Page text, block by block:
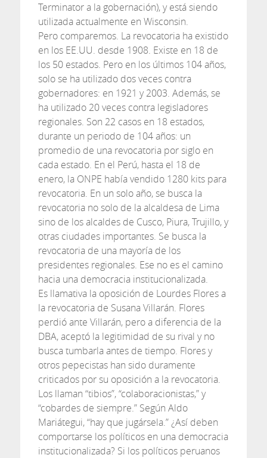
Terminator a la gobernación), y está siendo
utilizada actualmente en Wisconsin.
Pero comparemos. La revocatoria ha existido
en los EE.UU. desde 1908. Existe en 18 de
los 50 estados. Pero en los últimos 104 años,
solo se ha utilizado dos veces contra
gobernadores: en 1921 y 2003. Además, se
ha utilizado 20 veces contra legisladores
regionales. Son 22 casos en 18 estados,
durante un periodo de 104 años: un
promedio de una revocatoria por siglo en
cada estado. En el Perú, hasta el 18 de
enero, la ONPE había vendido 1280 kits para
revocatoria. En un solo año, se busca la
revocatoria no solo de la alcaldesa de Lima
sino de los alcaldes de Cusco, Piura, Trujillo, y
otras ciudades importantes. Se busca la
revocatoria de una mayoría de los
presidentes regionales. Ese no es el camino
hacia una democracia institucionalizada.
Es llamativa la oposición de Lourdes Flores a
la revocatoria de Susana Villarán. Flores
perdió ante Villarán, pero a diferencia de la
DBA, aceptó la legitimidad de su rival y no
busca tumbarla antes de tiempo. Flores y
otros pepecistas han sido duramente
criticados por su oposición a la revocatoria.
Los llaman “tibios”, “colaboracionistas,” y
“cobardes de siempre.” Según Aldo
Mariátegui, “hay que jugársela.” ¿Así deben
comportarse los políticos en una democracia
institucionalizada? Si los políticos peruanos